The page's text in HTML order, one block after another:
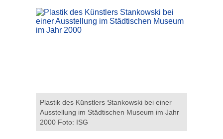
Plastik des Künstlers Stankowski bei einer
Ausstellung im Städtischen Museum im Jahr
2000 Foto: ISG